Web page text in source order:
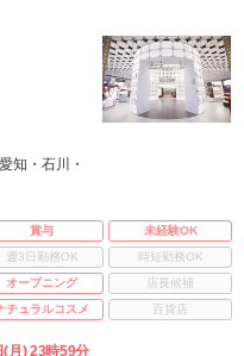
知・石川・
賞与
未経験OK
週3日勤務OK
時短勤務OK
オープニング
店長候補
チュラルコスメ 百貨店
月) 23時59分